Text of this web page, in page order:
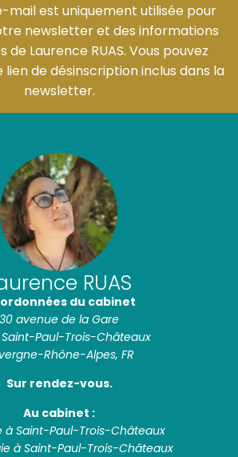
mail est uniquement utilisée pour
newsletter et des informations
de Laurence RUAS. Vous pouvez
lien de désinscription inclus dans la
newsletter.
RUAS
du cabinet
30 avenue de la Gare
Saint-Paul-Trois-Châteaux
Rhône-Alpes, FR
Sur rendez-vous.
Au cabinet :
à Saint-Paul-Trois-Châteaux
à Saint-Paul-Trois-Châteaux